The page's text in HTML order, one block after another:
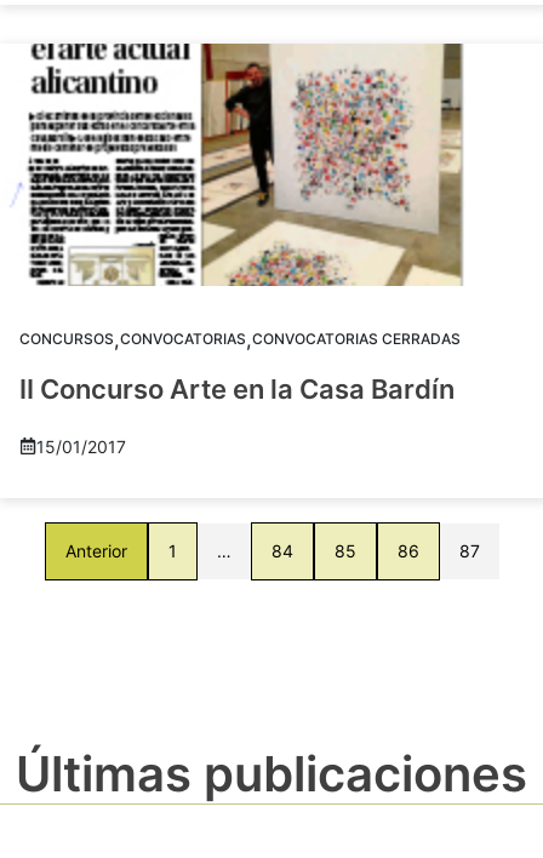
CONCURSOS,CONVOCATORIAS,CONVOCATORIAS CERRADAS
II Concurso Arte en la Casa Bardín
15/01/2017
Anterior 1 … 84 85 86 87
Últimas publicaciones